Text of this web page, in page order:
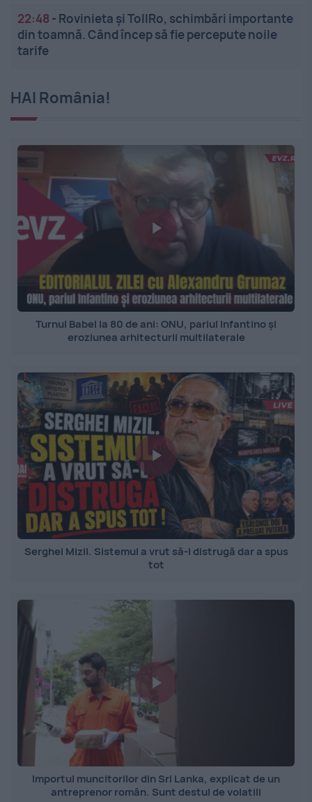
22:48 - Rovinieta și TollRo, schimbări importante
din toamnă. Când încep să fie percepute noile
tarife
HAI România!
Turnul Babel la 80 de ani: ONU, pariul Infantino și
eroziunea arhitecturii multilaterale
Serghei Mizil. Sistemul a vrut să-l distrugă dar a spus
tot
Importul muncitorilor din Sri Lanka, explicat de un
antreprenor român. Sunt destul de volatili